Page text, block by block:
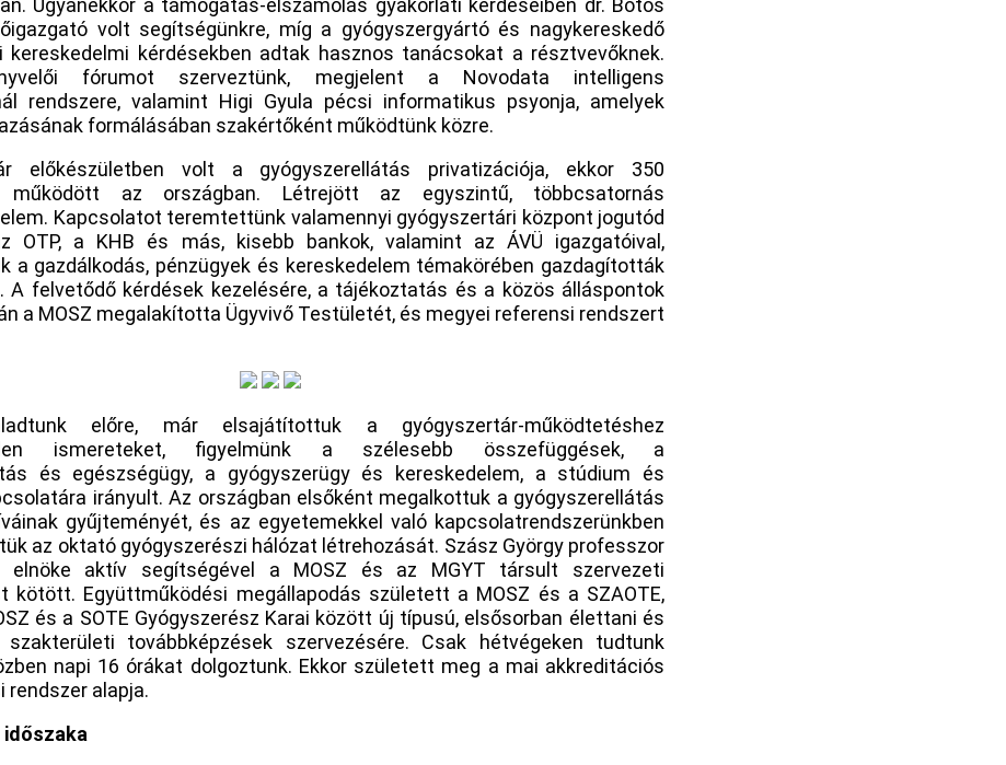
Ugyanekkor a támogatás-elszámolás gyakorlati kérdéseiben dr. Botos
volt segítségünkre, míg a gyógyszergyártó és nagykereskedő
kereskedelmi kérdésekben adtak hasznos tanácsokat a résztvevőknek.
fórumot szerveztünk, megjelent a Novodata intelligens
rendszere, valamint Higi Gyula pécsi informatikus psyonja, amelyek
formálásában szakértőként működtünk közre.
előkészületben volt a gyógyszerellátás privatizációja, ekkor 350
működött az országban. Létrejött az egyszintű, többcsatornás
Kapcsolatot teremtettünk valamennyi gyógyszertári központ jogutód
OTP, a KHB és más, kisebb bankok, valamint az ÁVÜ igazgatóival,
a gazdálkodás, pénzügyek és kereskedelem témakörében gazdagították
A felvetődő kérdések kezelésére, a tájékoztatás és a közös álláspontok
a MOSZ megalakította Ügyvivő Testületét, és megyei referensi rendszert
előre, már elsajátítottuk a gyógyszertár-működtetéshez
ismereteket, figyelmünk a szélesebb összefüggések, a
és egészségügy, a gyógyszerügy és kereskedelem, a stúdium és
irányult. Az országban elsőként megalkottuk a gyógyszerellátás
gyűjteményét, és az egyetemekkel való kapcsolatrendszerünkben
az oktató gyógyszerészi hálózat létrehozását. Szász György professzor
elnöke aktív segítségével a MOSZ és az MGYT társult szervezeti
kötött. Együttműködési megállapodás született a MOSZ és a SZAOTE,
és a SOTE Gyógyszerész Karai között új típusú, elsősorban élettani és
szakterületi továbbképzések szervezésére. Csak hétvégeken tudtunk
napi 16 órákat dolgoztunk. Ekkor született meg a mai akkreditációs
rendszer alapja.